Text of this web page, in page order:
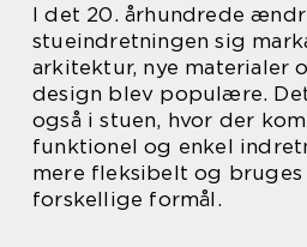
I det 20. århundrede
stueindretningen sig
arkitektur, nye materialer
design blev populære.
også i stuen, hvor der
funktionel og enkel
mere fleksibelt og
forskellige formål.